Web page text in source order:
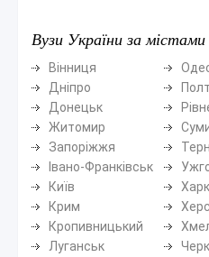
Вузи України за містами
Вінниця
Дніпро
Донецьк
Житомир
Запоріжжя
Івано-Франківськ
Київ
Крим
Кропивницький
Луганськ